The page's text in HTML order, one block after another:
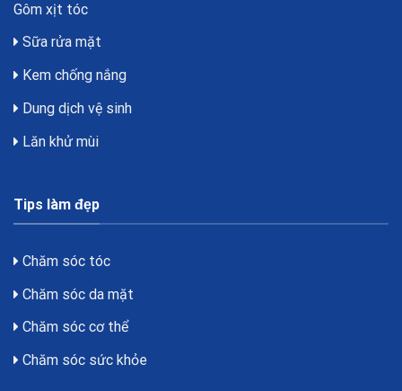
Gôm xịt tóc
Sữa rửa mặt
Kem chống nắng
Dung dịch vệ sinh
Lăn khử mùi
Tips làm đẹp
Chăm sóc tóc
Chăm sóc da mặt
Chăm sóc cơ thể
Chăm sóc sức khỏe